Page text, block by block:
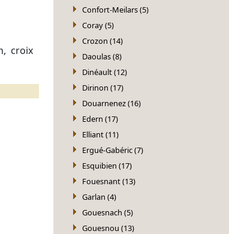
croix
Confort-Meilars (5)
Coray (5)
Crozon (14)
Daoulas (8)
Dinéault (12)
Dirinon (17)
Douarnenez (16)
Edern (17)
Elliant (11)
Ergué-Gabéric (7)
Esquibien (17)
Fouesnant (13)
Garlan (4)
Gouesnach (5)
Gouesnou (13)